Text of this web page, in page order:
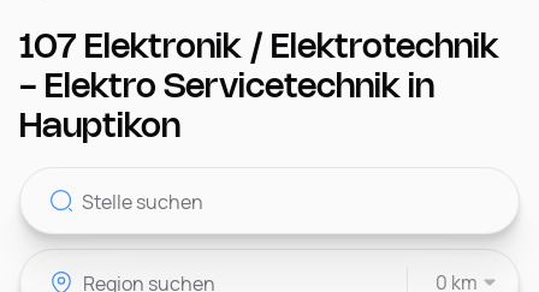
Für Arbeitgeber
Kontakt
107 Elektronik / Elektrotechnik
- Elektro Servicetechnik in
Hauptikon
0 km